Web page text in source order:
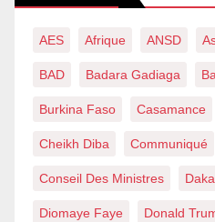
AES Afrique ANSD
BAD Badara Gadiaga
Burkina Faso Casamance
Cheikh Diba Communiqué
Conseil Des Ministres
Diomaye Faye Donald